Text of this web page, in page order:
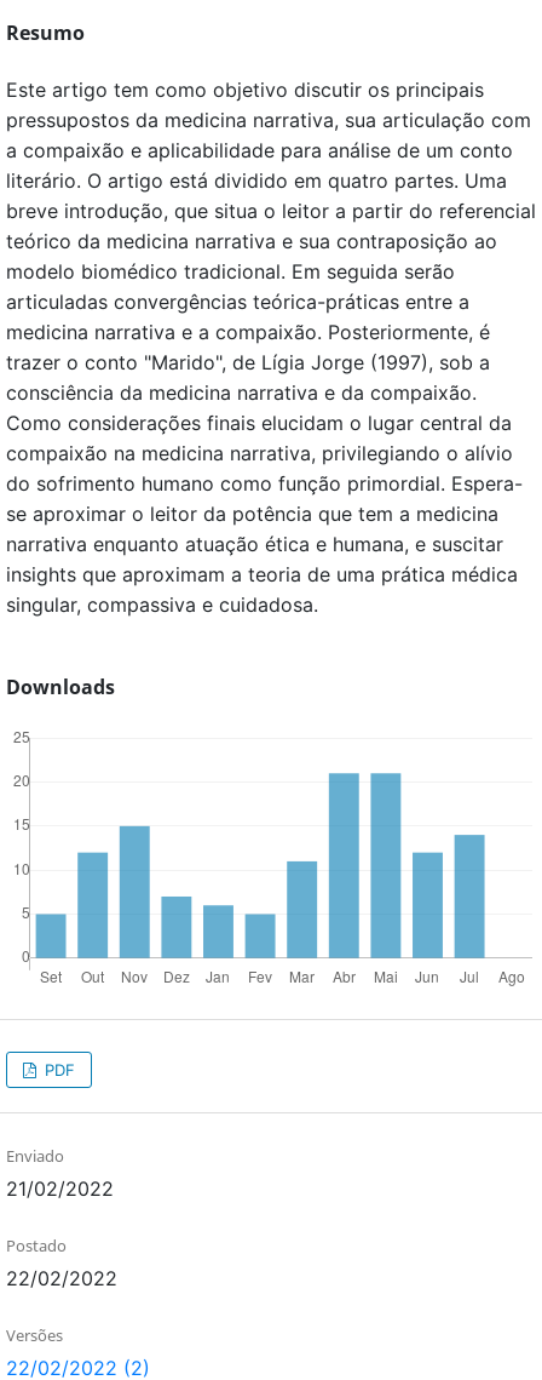
Resumo
Este artigo tem como objetivo discutir os principais
pressupostos da medicina narrativa, sua articulação com
a compaixão e aplicabilidade para análise de um conto
literário. O artigo está dividido em quatro partes. Uma
breve introdução, que situa o leitor a partir do referencial
teórico da medicina narrativa e sua contraposição ao
modelo biomédico tradicional. Em seguida serão
articuladas convergências teórica-práticas entre a
medicina narrativa e a compaixão. Posteriormente, é
trazer o conto "Marido", de Lígia Jorge (1997), sob a
consciência da medicina narrativa e da compaixão.
Como considerações finais elucidam o lugar central da
compaixão na medicina narrativa, privilegiando o alívio
do sofrimento humano como função primordial. Espera-
se aproximar o leitor da potência que tem a medicina
narrativa enquanto atuação ética e humana, e suscitar
insights que aproximam a teoria de uma prática médica
singular, compassiva e cuidadosa.
Downloads
PDF
Enviado
21/02/2022
Postado
22/02/2022
Versões
22/02/2022 (2)